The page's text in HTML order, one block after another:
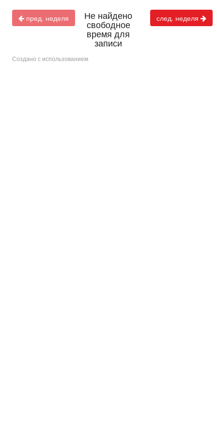
пред. неделя Не найдено
свободное
время для
записи
след. неделя
Создано с использованием